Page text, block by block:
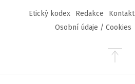
Etický kodex Redakce Kontakt
Osobní údaje / Cookies
Přejít
stránky